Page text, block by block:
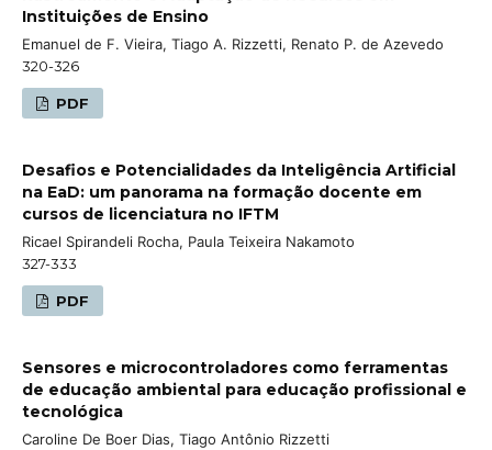
Instituições de Ensino
Emanuel de F. Vieira, Tiago A. Rizzetti, Renato P. de Azevedo
320-326
PDF
Desafios e Potencialidades da Inteligência Artificial
na EaD: um panorama na formação docente em
cursos de licenciatura no IFTM
Ricael Spirandeli Rocha, Paula Teixeira Nakamoto
327-333
PDF
Sensores e microcontroladores como ferramentas
de educação ambiental para educação profissional e
tecnológica
Caroline De Boer Dias, Tiago Antônio Rizzetti